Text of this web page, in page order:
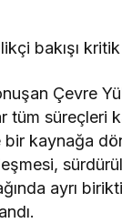
bakışı
Çevre
tüm süreçleri
kaynağa
ayrı